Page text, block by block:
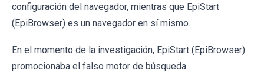
configuración del navegador, mientras que EpiStart
(EpiBrowser) es un navegador en sí mismo.
En el momento de la investigación, EpiStart (EpiBrowser)
promocionaba el falso motor de búsqueda